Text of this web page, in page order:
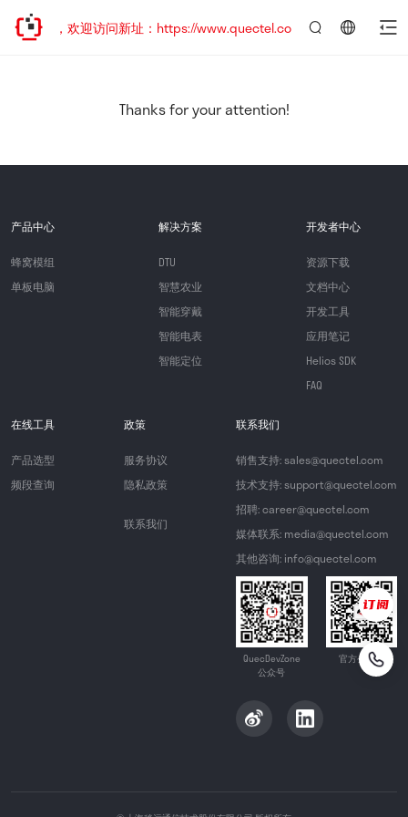
已迁移，欢迎访问新址：https://www.quectel.com.cn
Thanks for your attention!
产品中心
蜂窝模组
单板电脑
解决方案
DTU
智慧农业
智能穿戴
智能电表
智能定位
开发者中心
资源下载
文档中心
开发工具
应用笔记
Helios SDK
FAQ
在线工具
产品选型
频段查询
政策
服务协议
隐私政策
联系我们
联系我们
销售支持: sales@quectel.com
技术支持: support@quectel.com
招聘: career@quectel.com
媒体联系: media@quectel.com
其他咨询: info@quectel.com
QuecDevZone
公众号
官方公众号